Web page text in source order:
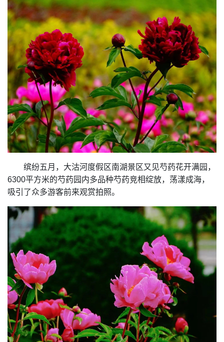
缤纷五月，大沽河度假区南湖景区又见芍药花开满园，
6300平方米的芍药园内多品种芍药竞相绽放，荡漾成海，
吸引了众多游客前来观赏拍照。